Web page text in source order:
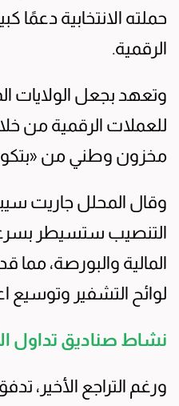
حملته الانتخابية
الرقمية.
وتعهد بجعل الولايات
للعملات الرقمية من
مخزون وطني من
وقال المحلل جاريت
التنصيب ستسيطر
المالية والبورصة،
لوائح التشفير وتوسيع
نشاط صناديق تداول